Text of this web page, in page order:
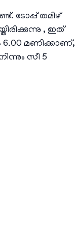
ടോപ്പ് തമിഴ്
, ഇത്
6.00 മണിക്കാണ്,
സീ 5